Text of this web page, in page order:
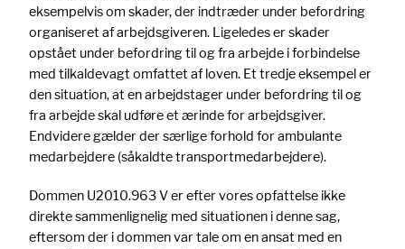
eksempelvis om skader, der indtræder under befordring
organiseret af arbejdsgiveren. Ligeledes er skader
opstået under befordring til og fra arbejde i forbindelse
med tilkaldevagt omfattet af loven. Et tredje eksempel er
den situation, at en arbejdstager under befordring til og
fra arbejde skal udføre et ærinde for arbejdsgiver.
Endvidere gælder der særlige forhold for ambulante
medarbejdere (såkaldte transportmedarbejdere).
Dommen U2010.963 V er efter vores opfattelse ikke
direkte sammenlignelig med situationen i denne sag,
eftersom der i dommen var tale om en ansat med en